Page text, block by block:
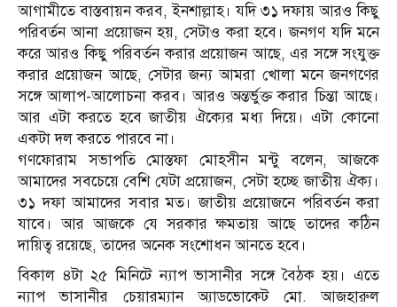
আগামীতে বাস্তবায়ন করব, ইনশাল্লাহ। যদি ৩১ দফায় আরও কিছু
পরিবর্তন আনা প্রয়োজন হয়, সেটাও করা হবে। জনগণ যদি মনে
করে আরও কিছু পরিবর্তন করার প্রয়োজন আছে, এর সঙ্গে সংযুক্ত
করার প্রয়োজন আছে, সেটার জন্য আমরা খোলা মনে জনগণের
সঙ্গে আলাপ-আলোচনা করব। আরও অন্তর্ভুক্ত করার চিন্তা আছে।
আর এটা করতে হবে জাতীয় ঐক্যের মধ্য দিয়ে। এটা কোনো
একটা দল করতে পারবে না।
গণফোরাম সভাপতি মোস্তফা মোহসীন মন্টু বলেন, আজকে
আমাদের সবচেয়ে বেশি যেটা প্রয়োজন, সেটা হচ্ছে জাতীয় ঐক্য।
৩১ দফা আমাদের সবার মত। জাতীয় প্রয়োজনে পরিবর্তন করা
যাবে। আর আজকে যে সরকার ক্ষমতায় আছে তাদের কঠিন
দায়িত্ব রয়েছে, তাদের অনেক সংশোধন আনতে হবে।
বিকাল ৪টা ২৫ মিনিটে ন্যাপ ভাসানীর সঙ্গে বৈঠক হয়। এতে
ন্যাপ ভাসানীর চেয়ারম্যান অ্যাডভোকেট মো. আজহারুল